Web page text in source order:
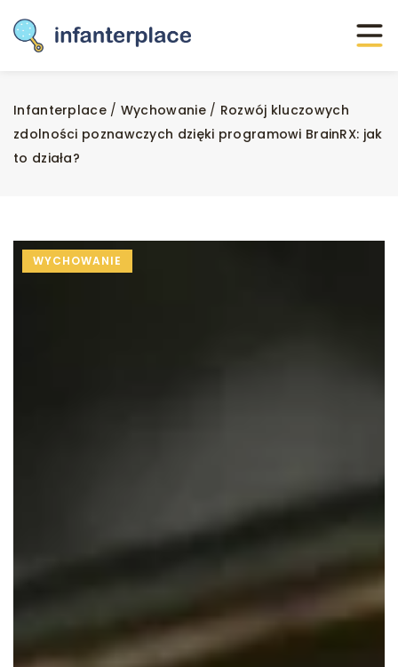
Infanterplace/ Wychowanie/ Rozwój kluczowych
zdolności poznawczych dzięki programowi BrainRX: jak
to działa?
WYCHOWANIE